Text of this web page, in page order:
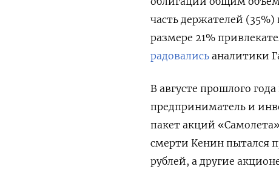
часть держателей
размере 21%
радовались аналитики
В августе прошлого
предприниматель и
пакет акций
смерти Кенин пытался
рублей, а другие